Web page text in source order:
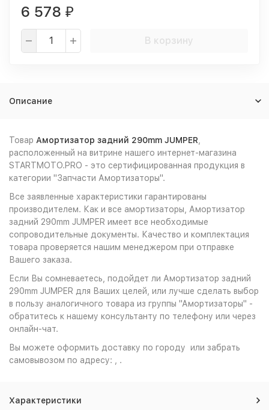
6 578 ₽
В корзину
Описание
Товар Амортизатор задний 290mm JUMPER
расположенный на витрине нашего интернет-магазина
STARTMOTO.PRO - это сертифицированная продукция в
категории "Запчасти Амортизаторы".
Все заявленные характеристики гарантированы
производителем. Как и все амортизаторы, Амортизатор
задний 290mm JUMPER имеет все необходимые
сопроводительные документы. Качество и комплектация
товара проверяется нашим менеджером при отправке
Вашего заказа.
Если Вы сомневаетесь, подойдет ли Амортизатор задний
290mm JUMPER для Ваших целей, или лучше сделать выбор
в пользу аналогичного товара из группы "Амортизаторы" -
обратитесь к нашему консультанту по телефону или через
онлайн-чат.
Вы можете оформить доставку по городу или забрать
самовывозом по адресу: , .
Характеристики